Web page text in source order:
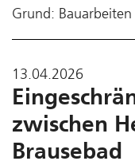
Grund: Bauarbeiten
13.04.2026
zwischen
Brausebad